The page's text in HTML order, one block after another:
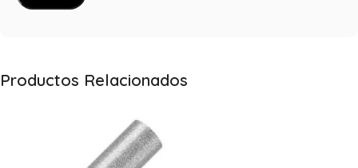
Productos Relacionados